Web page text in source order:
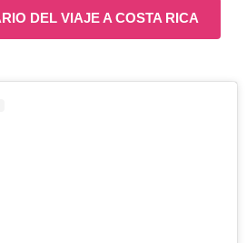
DEL VIAJE A COSTA RICA